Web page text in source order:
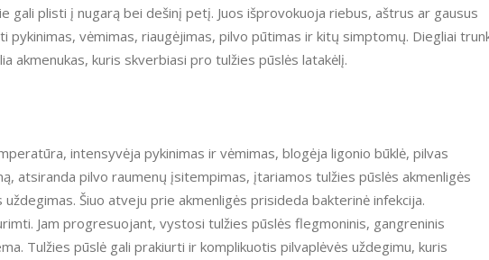
gali plisti į nugarą bei dešinį petį. Juos išprovokuoja riebus, aštrus ar gausus
pykinimas, vėmimas, riaugėjimas, pilvo pūtimas ir kitų simptomų. Diegliai
akmenukas, kuris skverbiasi pro tulžies pūslės latakėlį.
intensyvėja pykinimas ir vėmimas, blogėja ligonio būklė, pilvas
atsiranda pilvo raumenų įsitempimas, įtariamos tulžies pūslės akmenligės
Šiuo atveju prie akmenligės prisideda bakterinė infekcija.
Jam progresuojant, vystosi tulžies pūslės flegmoninis, gangreninis
Tulžies pūslė gali prakiurti ir komplikuotis pilvaplėvės uždegimu, kuris